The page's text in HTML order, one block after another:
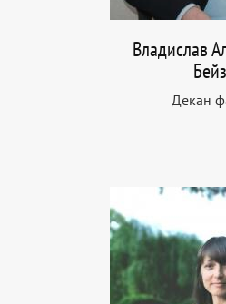
Владислав
Декан